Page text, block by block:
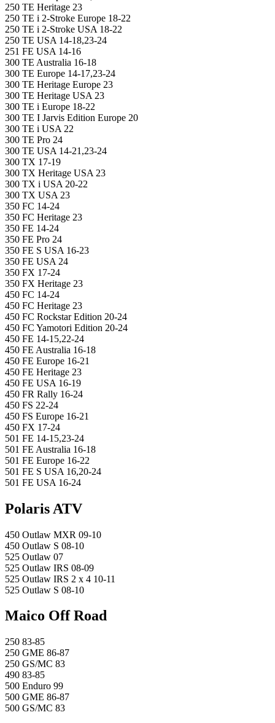
250 TE Heritage 23
250 TE i 2-Stroke Europe 18-22
250 TE i 2-Stroke USA 18-22
250 TE USA 14-18,23-24
251 FE USA 14-16
300 TE Australia 16-18
300 TE Europe 14-17,23-24
300 TE Heritage Europe 23
300 TE Heritage USA 23
300 TE i Europe 18-22
300 TE I Jarvis Edition Europe 20
300 TE i USA 22
300 TE Pro 24
300 TE USA 14-21,23-24
300 TX 17-19
300 TX Heritage USA 23
300 TX i USA 20-22
300 TX USA 23
350 FC 14-24
350 FC Heritage 23
350 FE 14-24
350 FE Pro 24
350 FE S USA 16-23
350 FE USA 24
350 FX 17-24
350 FX Heritage 23
450 FC 14-24
450 FC Heritage 23
450 FC Rockstar Edition 20-24
450 FC Yamotori Edition 20-24
450 FE 14-15,22-24
450 FE Australia 16-18
450 FE Europe 16-21
450 FE Heritage 23
450 FE USA 16-19
450 FR Rally 16-24
450 FS 22-24
450 FS Europe 16-21
450 FX 17-24
501 FE 14-15,23-24
501 FE Australia 16-18
501 FE Europe 16-22
501 FE S USA 16,20-24
501 FE USA 16-24
Polaris ATV
450 Outlaw MXR 09-10
450 Outlaw S 08-10
525 Outlaw 07
525 Outlaw IRS 08-09
525 Outlaw IRS 2 x 4 10-11
525 Outlaw S 08-10
Maico Off Road
250 83-85
250 GME 86-87
250 GS/MC 83
490 83-85
500 Enduro 99
500 GME 86-87
500 GS/MC 83